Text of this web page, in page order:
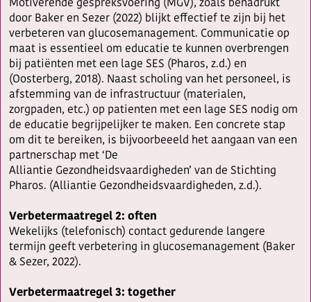
Motiverende gespreksvoering (MGV), zoals benadrukt
door Baker en Sezer (2022) blijkt effectief te zijn bij het
verbeteren van glucosemanagement. Communicatie op
maat is essentieel om educatie te kunnen overbrengen
bij patiënten met een lage SES (Pharos, z.d.) en
(Oosterberg, 2018). Naast scholing van het personeel, is
afstemming van de infrastructuur (materialen,
zorgpaden, etc.) op patienten met een lage SES nodig om
de educatie begrijpelijker te maken. Een concrete stap
om dit te bereiken, is bijvoorbeeeld het aangaan van een
partnerschap met ‘De
Alliantie Gezondheidsvaardigheden’ van de Stichting
Pharos. (Alliantie Gezondheidsvaardigheden, z.d.).
Verbetermaatregel 2: often
Wekelijks (telefonisch) contact gedurende langere
termijn geeft verbetering in glucosemanagement (Baker
& Sezer, 2022).
Verbetermaatregel 3: together